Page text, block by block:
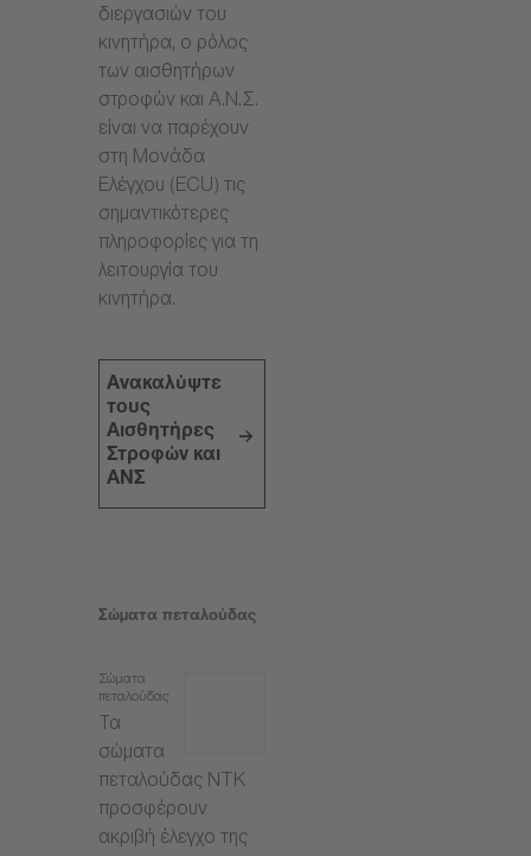
διεργασιών του
κινητήρα, ο ρόλος
των αισθητήρων
στροφών και Α.Ν.Σ.
είναι να παρέχουν
στη Μονάδα
Ελέγχου (ECU) τις
σημαντικότερες
πληροφορίες για τη
λειτουργία του
κινητήρα.
Ανακαλύψτε
τους
Αισθητήρες
Στροφών και
ΑΝΣ
Σώματα πεταλούδας
Σώματα
πεταλούδας
Τα
σώματα
πεταλούδας NTK
προσφέρουν
ακριβή έλεγχο της